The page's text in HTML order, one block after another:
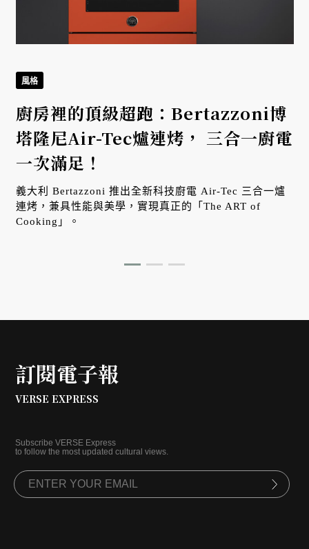
風格
廚房裡的頂級超跑：Bertazzoni博
塔隆尼Air-Tec爐連烤， 三合一廚電
一次滿足！
義大利 Bertazzoni 推出全新科技廚電 Air-Tec 三合一爐
連烤，兼具性能與美學，實現真正的「The ART of
Cooking」。
訂閱電子報
VERSE EXPRESS
Subscribe VERSE Express
to follow the most updated cultural views.